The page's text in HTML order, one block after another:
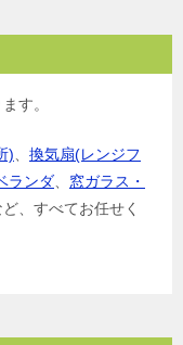
す。
)
換気扇(レンジフ
ランダ
窓ガラス・
ど、すべてお任せく